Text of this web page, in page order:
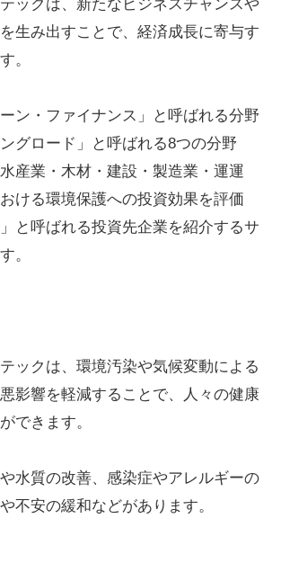
ックは、新たなビジネスチャンスや
生み出すことで、経済成長に寄与す
。
ン・ファイナンス」と呼ばれる分野
グロード」と呼ばれる8つの分野
水産業・木材・建設・製造業・運運
ける環境保護への投資効果を評価
と呼ばれる投資先企業を紹介するサ
。
ックは、環境汚染や気候変動による
影響を軽減することで、人々の健康
できます。
水質の改善、感染症やアレルギーの
不安の緩和などがあります。